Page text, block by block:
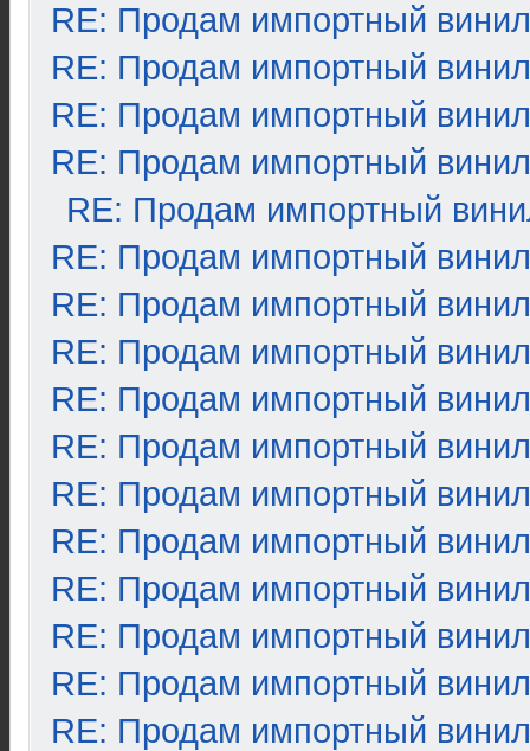
RE: Продам импортный винил
RE: Продам импортный винил
RE: Продам импортный винил
RE: Продам импортный винил
RE: Продам импортный
RE: Продам импортный винил
RE: Продам импортный винил
RE: Продам импортный винил
RE: Продам импортный винил
RE: Продам импортный винил
RE: Продам импортный винил
RE: Продам импортный винил
RE: Продам импортный винил
RE: Продам импортный винил
RE: Продам импортный винил
RE: Продам импортный винил